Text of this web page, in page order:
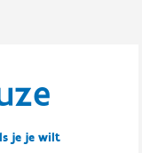
je je wilt